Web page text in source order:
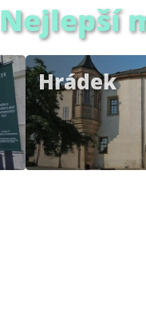
Nejlepší
Hrádek